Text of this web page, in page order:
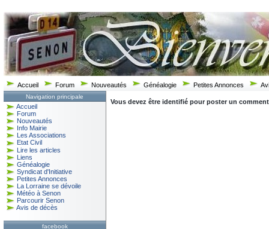
Accueil Forum Nouveautés Généalogie Petites Annonces
Navigation principale
Accueil
Forum
Nouveautés
Info Mairie
Les Associations
Etat Civil
Lire les articles
Liens
Généalogie
Syndicat d'Initiative
Petites Annonces
La Lorraine se dévoile
Météo à Senon
Parcourir Senon
Avis de décès
facebook
Vous devez être identifié pour poster un